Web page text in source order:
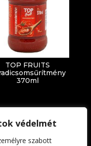
védelmét
szabott
TOP FRUITS
370ml